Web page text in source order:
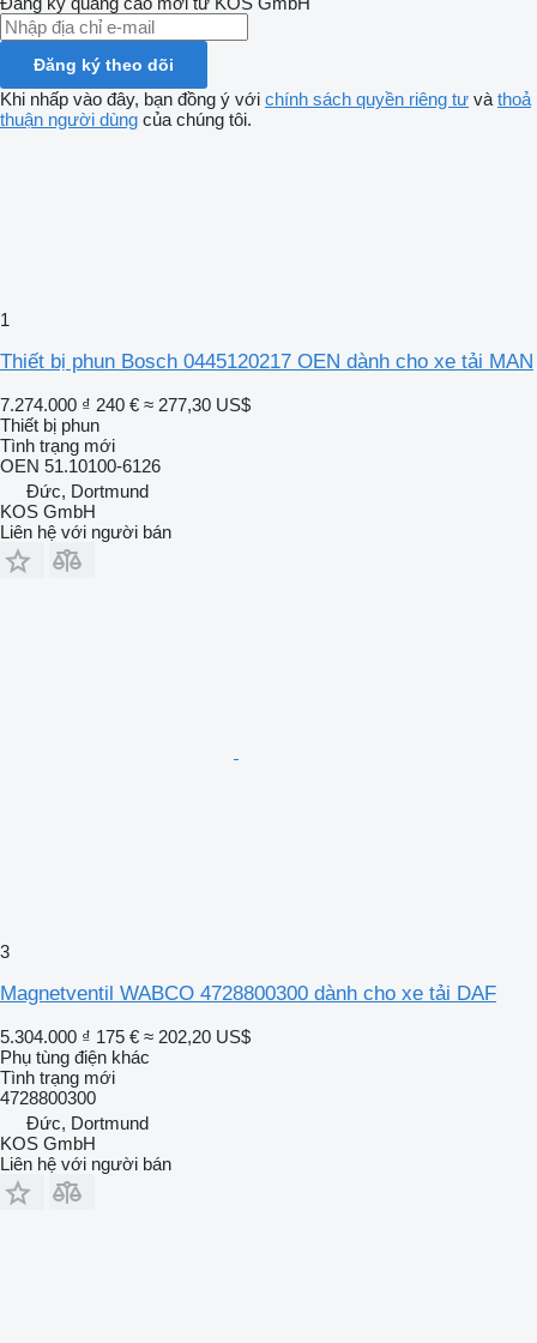
Đăng ký theo dõi
Khi nhấp vào đây, bạn đồng ý với chính sách quyền riêng tư và thoả
thuận người dùng của chúng tôi.
1
Thiết bị phun Bosch 0445120217 OEN dành cho xe tải MAN
7.274.000 ₫ 240 € ≈ 277,30 US$
Thiết bị phun
Tình trạng mới
OEN 51.10100-6126
Đức, Dortmund
KOS GmbH
Liên hệ với người bán
3
Magnetventil WABCO 4728800300 dành cho xe tải DAF
5.304.000 ₫ 175 € ≈ 202,20 US$
Phụ tùng điện khác
Tình trạng mới
4728800300
Đức, Dortmund
KOS GmbH
Liên hệ với người bán